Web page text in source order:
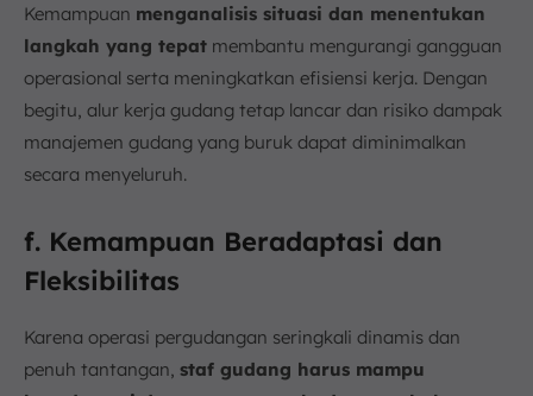
Kemampuan menganalisis situasi dan menentukan
langkah yang tepat membantu mengurangi gangguan
operasional serta meningkatkan efisiensi kerja. Dengan
begitu, alur kerja gudang tetap lancar dan risiko dampak
manajemen gudang yang buruk dapat diminimalkan
secara menyeluruh.
f. Kemampuan Beradaptasi dan
Fleksibilitas
Karena operasi pergudangan seringkali dinamis dan
penuh tantangan, staf gudang harus mampu